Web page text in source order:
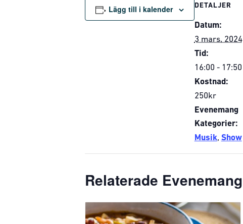
Lägg till i kalender DETALJER
Datum:
3 mars, 2024
Tid:
16:00 - 17:50
Kostnad:
250kr
Evenemang
Kategorier:
Musik, Show
Relaterade Evenemang